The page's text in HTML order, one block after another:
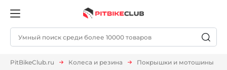
PitBikeClub.ru Колеса и резина Покрышки и мотошины